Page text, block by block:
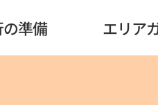
準備 エリア